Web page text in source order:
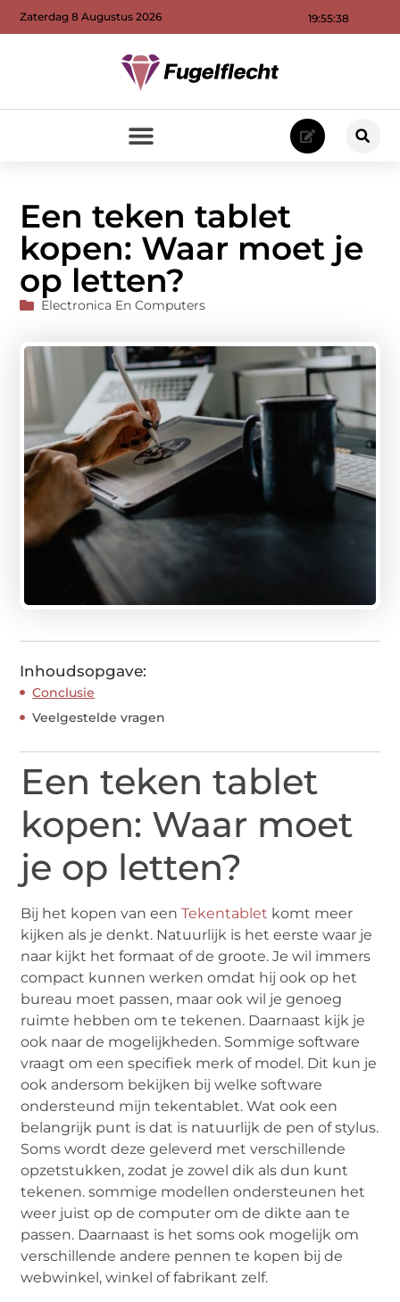
19:55:39
Zaterdag 8 Augustus 2026
Een teken tablet
kopen: Waar moet je
op letten?
Electronica En Computers
Inhoudsopgave:
Conclusie
Veelgestelde vragen
Een teken tablet
kopen: Waar moet
je op letten?
Bij het kopen van eenTekentablet komt meer
kijken als je denkt. Natuurlijk is het eerste waar je
naar kijkt het formaat of de groote. Je wil immers
compact kunnen werken omdat hij ook op het
bureau moet passen, maar ook wil je genoeg
ruimte hebben om te tekenen. Daarnaast kijk je
ook naar de mogelijkheden. Sommige software
vraagt om een specifiek merk of model. Dit kun je
ook andersom bekijken bij welke software
ondersteund mijn tekentablet. Wat ook een
belangrijk punt is dat is natuurlijk de pen of stylus.
Soms wordt deze geleverd met verschillende
opzetstukken, zodat je zowel dik als dun kunt
tekenen. sommige modellen ondersteunen het
weer juist op de computer om de dikte aan te
passen. Daarnaast is het soms ook mogelijk om
verschillende andere pennen te kopen bij de
webwinkel, winkel of fabrikant zelf.